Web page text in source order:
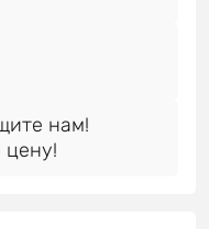
нам!